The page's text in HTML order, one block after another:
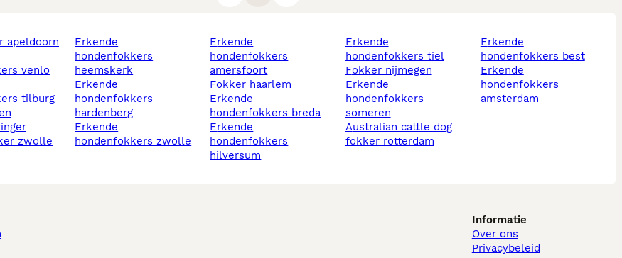
apeldoorn
venlo
tilburg
zwolle
erkende
hondenfokkers
heemskerk
erkende
hondenfokkers
hardenberg
erkende
hondenfokkers zwolle
erkende
hondenfokkers
amersfoort
fokker haarlem
erkende
hondenfokkers breda
erkende
hondenfokkers
hilversum
erkende
hondenfokkers tiel
fokker nijmegen
erkende
hondenfokkers
someren
australian cattle dog
fokker rotterdam
erkende
hondenfokkers best
erkende
hondenfokkers
amsterdam
Informatie
Over ons
Privacybeleid